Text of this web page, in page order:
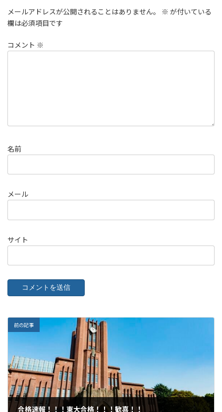
メールアドレスが公開されることはありません。 ※ が付いている
欄は必須項目です
コメント ※
名前
メール
サイト
前の記事
合格速報！！！東大合格！！！歓喜！！